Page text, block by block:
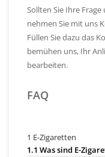
Sollten Sie Ihre
nehmen Sie mit uns
Füllen Sie dazu das
bemühen uns, Ihr
bearbeiten.
FAQ
1 E-Zigaretten
1.1 Was sind E-